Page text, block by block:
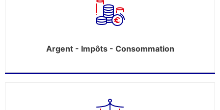
Argent - Impôts - Consommation